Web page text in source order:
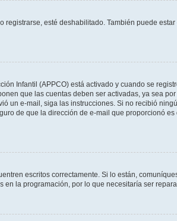
esté deshabilitado. También puede
Infantil (APPCO) está activado y cuando se
que las cuentas deben ser activadas, ya sea
un e-mail, siga las instrucciones. Si no recibió
de que la dirección de e-mail que proporcionó
escritos correctamente. Si lo están,
en la programación, por lo que necesitaría ser